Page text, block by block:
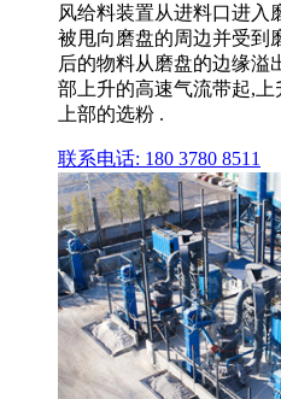
风给料装置从进料口进入
被甩向磨盘的周边并受到
后的物料从磨盘的边缘溢
部上升的高速气流带起,
上部的选粉 .
联系电话: 180 3780 8511